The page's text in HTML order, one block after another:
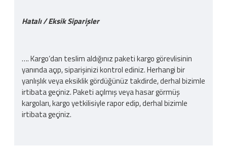
Hatalı / Eksik Siparişler
…. Kargo‘dan teslim aldığınız paketi kargo görevlisinin
yanında açıp, siparişinizi kontrol ediniz. Herhangi bir
yanlışlık veya eksiklik gördüğünüz takdirde, derhal bizimle
irtibata geçiniz. Paketi açılmış veya hasar görmüş
kargoları, kargo yetkilisiyle rapor edip, derhal bizimle
irtibata geçiniz.